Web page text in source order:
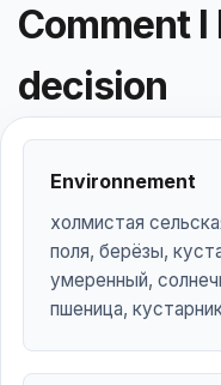
Comment l
decision
Environnement
холмистая
поля, берёзы,
умеренный,
пшеница,